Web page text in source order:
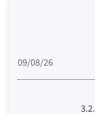
09/08/26